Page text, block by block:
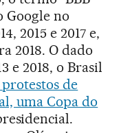
Google no
2015 e 2017 e,
2018. O dado
e 2018, o Brasil
protestos de
uma Copa do